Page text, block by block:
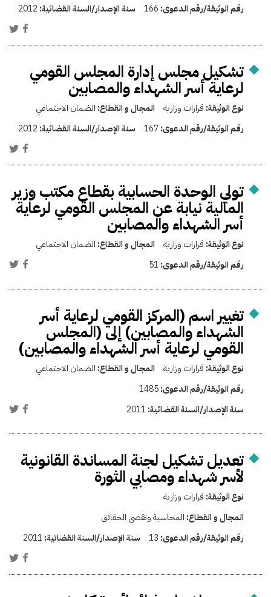
رقم الوثيقة/رقم الدعوى: 166 سنة الإصدار/السنة القضائية: 2012
تشكيل مجلس إدارة المجلس القومي
لرعاية أسر الشهداء والمصابين
نوع الوثيقة: قرارات وزارية المجال و القطاع: الضمان الاجتماعي
رقم الوثيقة/رقم الدعوى:167 سنة الإصدار/السنة القضائية: 2012
تولي الوحدة الحسابية بقطاع مكتب وزير
المالية نيابة عن المجلس القومي لرعاية
أسر الشهداء والمصابين
نوع الوثيقة: قرارات وزارية المجال و القطاع: الضمان الاجتماعي
رقم الوثيقة/رقم الدعوى: 51
تغيير اسم (المركز القومي لرعاية أسر
الشهداء والمصابين) إلى (المجلس
القومي لرعاية أسر الشهداء والمصابين)
نوع الوثيقة: قرارات وزارية المجال و القطاع: الضمان الاجتماعي
رقم الوثيقة/رقم الدعوى:1485
سنة الإصدار/السنة القضائية: 2011
تعديل تشكيل لجنة المساندة القانونية
لأسر شهداء ومصابي الثورة
نوع الوثيقة: قرارات وزارية
المجال و القطاع: المحاسبة وتقصي الحقائق
رقم الوثيقة/رقم الدعوى: 13 سنة الإصدار/السنة القضائية: 2011